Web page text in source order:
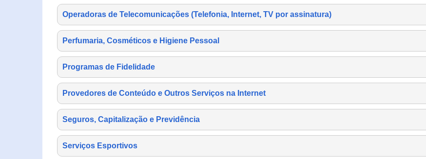
Operadoras de Telecomunicações (Telefonia, Internet, TV por assinatura)
Perfumaria, Cosméticos e Higiene Pessoal
Programas de Fidelidade
Provedores de Conteúdo e Outros Serviços na Internet
Seguros, Capitalização e Previdência
Serviços Esportivos